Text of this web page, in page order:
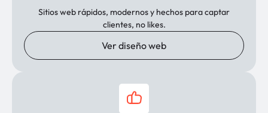
Sitios web rápidos, modernos y hechos para captar
clientes, no likes.
Ver diseño web